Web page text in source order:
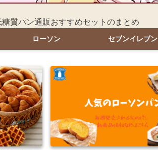
質パン通販おすすめセットのまとめ
ローソン セブンイレブン